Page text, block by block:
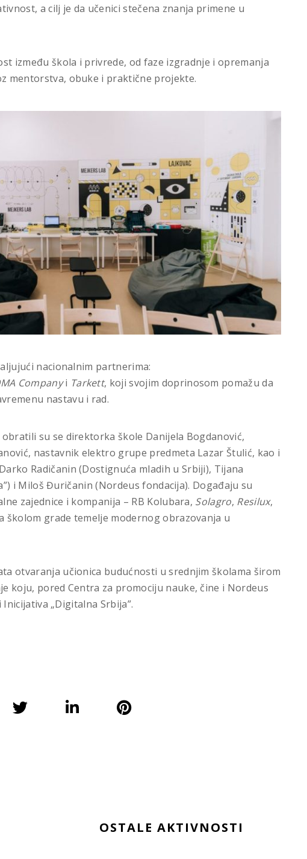
a cilj je da učenici stečena znanja primene u
između škola i privrede, od faze izgradnje i opremanja
mentorstva, obuke i praktične projekte.
nacionalnim partnerima:
Companyi Tarkett, koji svojim doprinosom pomažu da
nastavu i rad.
su se direktorka škole Danijela Bogdanović,
nastavnik elektro grupe predmeta Lazar Štulić, kao i
Radičanin (Dostignuća mladih u Srbiji), Tijana
i Miloš Đuričanin (Nordeus fondacija). Događaju su
zajednice i kompanija – RB Kolubara, Solagro, Resilux,
grade temelje modernog obrazovanja u
otvaranja učionica budućnosti u srednjim školama širom
koju, pored Centra za promociju nauke, čine i Nordeus
„Digitalna Srbija”.
OSTALE AKTIVNOSTI